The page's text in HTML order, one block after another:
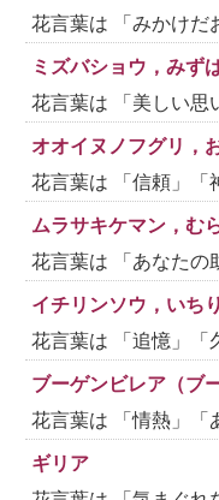
花言葉は 「みかけ
ミズバショウ，みず
花言葉は 「美しい
オオイヌノフグリ，
花言葉は 「信頼」
ムラサキケマン，む
花言葉は 「あなた
イチリンソウ，いち
花言葉は 「追憶」「
ブーゲンビレア（ブ
花言葉は 「情熱」
ギリア